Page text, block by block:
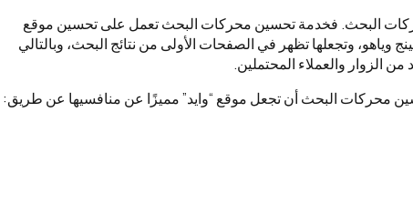
البحث. فخدمة تحسين محركات البحث تعمل على تحسين موقع
وتجعلها تظهر في الصفحات الأولى من نتائج البحث، وبالتالي
الزوار والعملاء المحتملين.
محركات البحث أن تجعل موقع “وايد” مميزًا عن منافسيها عن طريق: